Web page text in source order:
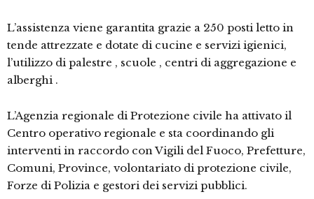
L’assistenza viene garantita grazie a 250 posti letto in
tende attrezzate e dotate di cucine e servizi igienici,
l’utilizzo di palestre , scuole , centri di aggregazione e
alberghi .
L’Agenzia regionale di Protezione civile ha attivato il
Centro operativo regionale e sta coordinando gli
interventi in raccordo con Vigili del Fuoco, Prefetture,
Comuni, Province, volontariato di protezione civile,
Forze di Polizia e gestori dei servizi pubblici.